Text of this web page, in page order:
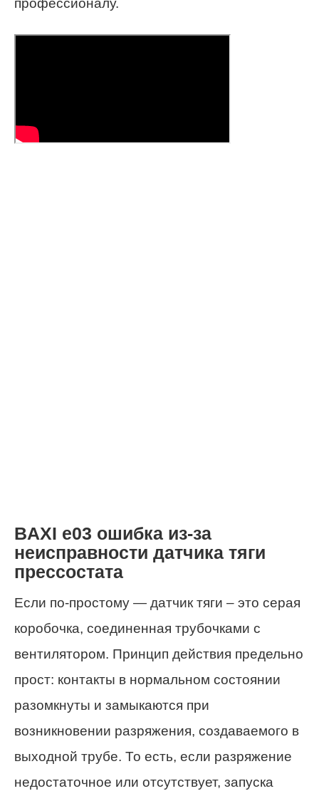
BAXI e03 ошибка из-за
неисправности датчика тяги
прессостата
Если по-простому — датчик тяги – это серая
коробочка, соединенная трубочками с
вентилятором. Принцип действия предельно
прост: контакты в нормальном состоянии
разомкнуты и замыкаются при
возникновении разряжения, создаваемого в
выходной трубе. То есть, если разряжение
недостаточное или отсутствует, запуска